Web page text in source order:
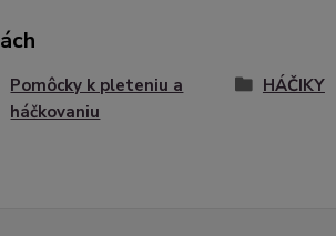
Pomôcky k pleteniu a
háčkovaniu
HÁČIKY